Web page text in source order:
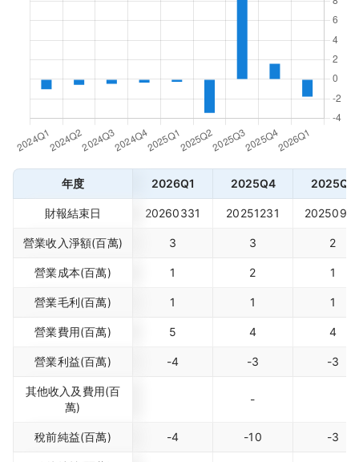
年度 2026Q1 2025Q4 2025Q3
財報結束日 20260331 20251231
營業收入淨額(百萬) 3 3 2
營業成本(百萬) 1 2 1
營業毛利(百萬) 1 1 1
營業費用(百萬) 5 4 4
營業利益(百萬) -4 -3 -3
其他收入及費用(百
萬)
-
稅前純益(百萬) -4 -10 -3